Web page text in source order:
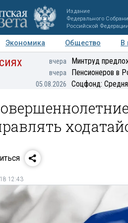
Издание
Федерального
Российской
Экономика Общество
В
Персоны Мнения Регионы
вчера Минтруд
вчера Пенсионеров в
05.08.2026 Соцфонд:
12:43